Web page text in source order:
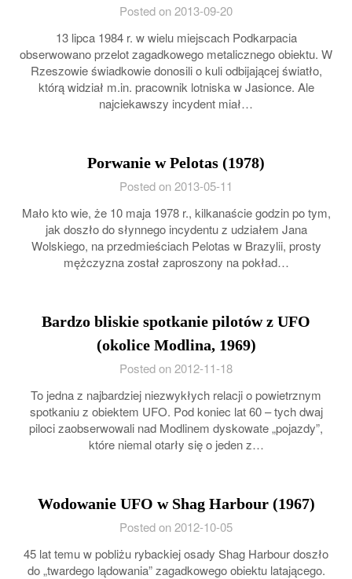
Posted on 2013-09-20
13 lipca 1984 r. w wielu miejscach Podkarpacia
obserwowano przelot zagadkowego metalicznego obiektu. W
Rzeszowie świadkowie donosili o kuli odbijającej światło,
którą widział m.in. pracownik lotniska w Jasionce. Ale
najciekawszy incydent miał…
Porwanie w Pelotas (1978)
Posted on 2013-05-11
Mało kto wie, że 10 maja 1978 r., kilkanaście godzin po tym,
jak doszło do słynnego incydentu z udziałem Jana
Wolskiego, na przedmieściach Pelotas w Brazylii, prosty
mężczyzna został zaproszony na pokład…
Bardzo bliskie spotkanie pilotów z UFO
(okolice Modlina, 1969)
Posted on 2012-11-18
To jedna z najbardziej niezwykłych relacji o powietrznym
spotkaniu z obiektem UFO. Pod koniec lat 60 – tych dwaj
piloci zaobserwowali nad Modlinem dyskowate „pojazdy”,
które niemal otarły się o jeden z…
Wodowanie UFO w Shag Harbour (1967)
Posted on 2012-10-05
45 lat temu w pobliżu rybackiej osady Shag Harbour doszło
do „twardego lądowania” zagadkowego obiektu latającego.